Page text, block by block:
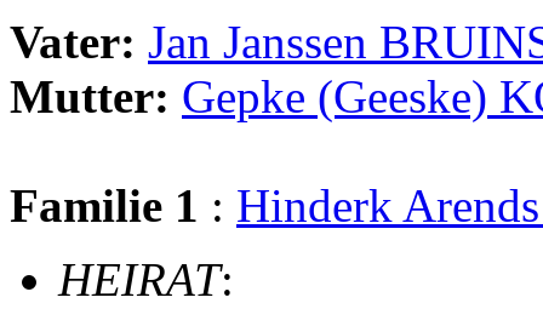
Vater: Jan Janssen
Mutter: Gepke (Geeske)
Familie 1 : Hinderk
HEIRAT: